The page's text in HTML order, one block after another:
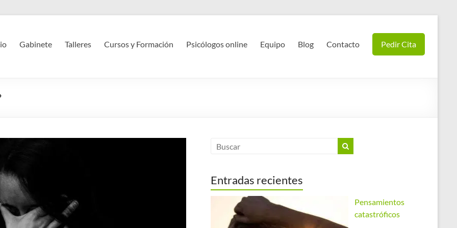
Gabinete Talleres Cursos y Formación Psicólogos online Equipo Blog Contacto Pedir Cita
Entradas recientes
Pensamientos
catastróficos